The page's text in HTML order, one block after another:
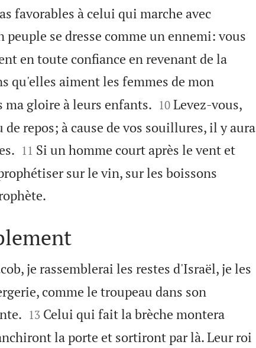
favorables à celui qui marche avec
se dresse comme un ennemi: vous
en toute confiance en revenant de la
qu'elles aiment les femmes de mon
gloire à leurs enfants.
10 Levez-vous,
repos; à cause de vos souillures, il y aura

11 Si un homme court après le vent et
sur le vin, sur les boissons

je rassemblerai les restes d'Israël, je les
comme le troupeau dans son

13 Celui qui fait la brèche montera
la porte et sortiront par là. Leur roi